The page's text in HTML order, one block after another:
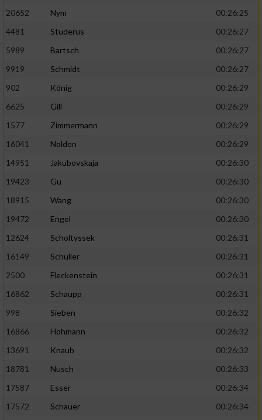
20652
Nym
00:26:25
4481
Studerus
00:26:27
5989
Bartsch
00:26:27
9919
Schmidt
00:26:27
902
König
00:26:29
6625
Gill
00:26:29
1577
Zimmermann
00:26:29
16041
Nolden
00:26:29
14951
Jakubovskaja
00:26:30
19423
Gu
00:26:30
18915
Wang
00:26:30
19472
Engel
00:26:30
12624
Scholtyssek
00:26:31
16149
Schüller
00:26:31
2500
Fleckenstein
00:26:31
16862
Schaupp
00:26:31
998
Sieben
00:26:32
16866
Hohmann
00:26:32
13691
Knaub
00:26:32
18781
Nusch
00:26:33
17587
Esser
00:26:34
17572
Schauer 00:26:34